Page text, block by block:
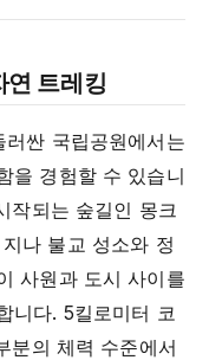
연 트레킹
싼 국립공원에서는
을 경험할 수 있습니
작되는 숲길인 몽크
나 불교 성소와 정
사원과 도시 사이를
니다. 5킬로미터 코
분의 체력 수준에서